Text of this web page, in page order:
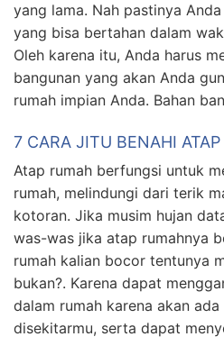
yang lama. Nah pastinya
yang bisa bertahan dalam
Oleh karena itu, Anda harus
bangunan yang akan Anda
rumah impian Anda. Bahan
7 CARA JITU BENAHI
Atap rumah berfungsi untuk
rumah, melindungi dari terik
kotoran. Jika musim hujan
was-was jika atap rumahnya
rumah kalian bocor tentunya
bukan?. Karena dapat
dalam rumah karena akan
disekitarmu, serta dapat